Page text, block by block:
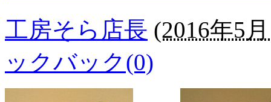
工房そら店長 (2016年5
ックバック(0)